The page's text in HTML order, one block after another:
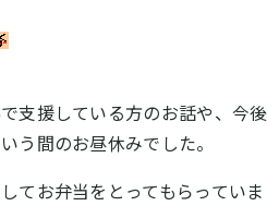
支援している方のお話や、今
う間のお昼休みでした。
てお弁当をとってもらっていま